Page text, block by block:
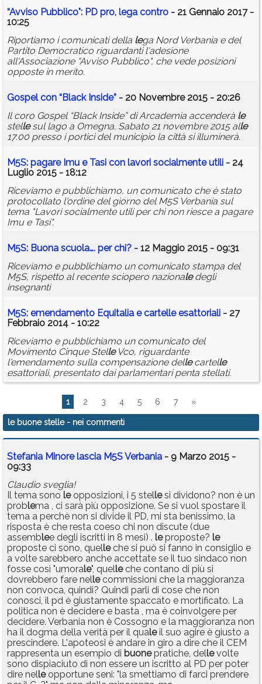
“Avviso Pubblico": PD pro, lega contro - 21 Gennaio 2017 -
10:25
Riportiamo i comunicati della lega Nord Verbania e del
Partito Democratico riguardanti l'adesione
all'Associazione “Avviso Pubblico", che vede posizioni
opposte in merito.
Gospel con “Black Inside” - 20 Novembre 2015 - 20:26
Il coro Gospel “Black Inside” di Arcademia accenderà le
stellesul lago a Omegna. Sabato 21 novembre 2015 alle
17.00 presso i portici del municipio la città si illuminerà.
M5S: pagare Imu e Tasi con lavori socialmente utili - 24
Luglio 2015 - 18:12
Riceviamo e pubblichiamo, un comunicato che è stato
protocollato l'ordine del giorno del M5S Verbania sul
tema "Lavori socialmente utili per chi non riesce a pagare
Imu e Tasi".
M5S: Buona scuola…. per chi? - 12 Maggio 2015 - 09:31
Riceviamo e pubblichiamo un comunicato stampa del
M5S, rispetto al recente sciopero nazionaledegli
insegnanti
M5S: emendamento Equitalia e cartelleesattoriali - 27
Febbraio 2014 - 10:22
Riceviamo e pubblichiamo un comunicato del
Movimento Cinque StelleVco, riguardante
l'emendamento sulla compensazione dellecartelle
esattoriali, presentato dai parlamentari penta stellati.
1 2 3 4 5 6 7 »
le buone stelle- nei commenti
Stefania Minore lascia M5S Verbania - 9 Marzo 2015 -
09:33
Claudio sveglia!
Il tema sono leopposizioni, i 5 stellesi dividono? non è un
problema , ci sarà più opposizione. Se si vuol spostare il
tema a perchè non si divide il PD, mi sta benissimo, la
risposta è che resta coeso chi non discute (due
assemblee degli iscritti in 8 mesi) . leproposte? le
proposte ci sono, quelleche si può si fanno in consiglio e
a volte sarebbero anche accettate se il tuo sindaco non
fosse così "umorale", quelleche contano di più si
dovrebbero fare nellecommissioni che la maggioranza
non convoca, quindi? Quindi parli di cose che non
conosci, il pd è giustamente spaccato e mortificato. La
politica non è decidere e basta , ma è coinvolgere per
decidere. Verbania non è Cossogno e la maggioranza non
ha il dogma della verità per il qualeil suo agire è giusto a
prescindere. L'apoteosi è andare in giro a dire che il CEM
rappresenta un esempio di buonepratiche, dellevolte
sono dispiaciuto di non essere un iscritto al PD per poter
dire nelleopportune seni: "la smettiamo di farci prendere